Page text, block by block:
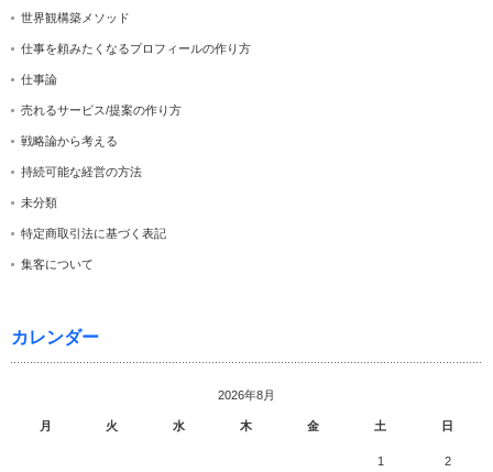
世界観構築メソッド
仕事を頼みたくなるプロフィールの作り方
仕事論
売れるサービス/提案の作り方
戦略論から考える
持続可能な経営の方法
未分類
特定商取引法に基づく表記
集客について
カレンダー
2026年8月
月 火 水 木 金 土 日
1 2